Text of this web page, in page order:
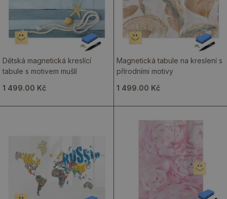
Dětská magnetická kreslící
tabule s motivem mušlí
1 499.00 Kč
Magnetická tabule na kreslení s
přírodními motivy
1 499.00 Kč